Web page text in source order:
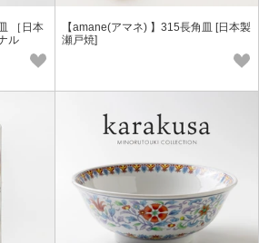
［日本
ル
【amane(アマネ) 】315長角皿 [日本製
瀬戸焼]